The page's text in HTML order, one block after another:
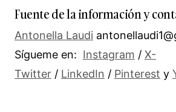
Fuente de la información y
Antonella Laudi
Sígueme en: Instagram / X-
Twitter / LinkedIn / Pinterest y